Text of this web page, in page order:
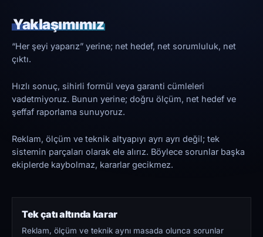
Yaklaşımımız
“Her şeyi yaparız” yerine; net hedef, net sorumluluk, net
çıktı.
Hızlı sonuç, sihirli formül veya garanti cümleleri
vadetmiyoruz. Bunun yerine; doğru ölçüm, net hedef ve
şeffaf raporlama sunuyoruz.
Reklam, ölçüm ve teknik altyapıyı ayrı ayrı değil; tek
sistemin parçaları olarak ele alırız. Böylece sorunlar başka
ekiplerde kaybolmaz, kararlar gecikmez.
Tek çatı altında karar
Reklam, ölçüm ve teknik aynı masada olunca sorunlar